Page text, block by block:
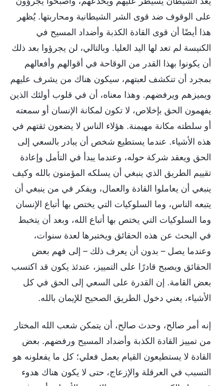
إنه أمر صالح، وحدث صالح، أن يتمكن شعب الله المختار
من تمييز القادة الكذبة وأضداد المسيح ورفضهم. بعض
القادة لا يستطيعون القيام بعمل فعلي؛ كل ما يفعلونه هو
التسبب في العرقلة والإزعاج، حتى لا يكون هناك هدوء